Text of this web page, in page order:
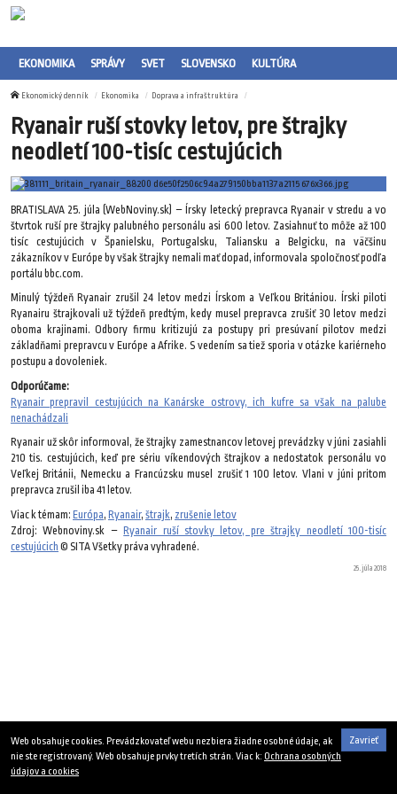
EKONOMIKA SPRÁVY SVET SLOVENSKO KULTÚRA
Ekonomický denník Ekonomika Doprava a infraštruktúra
Ryanair ruší stovky letov, pre štrajky
neodletí 100-tisíc cestujúcich
BRATISLAVA 25. júla (WebNoviny.sk) – Írsky letecký prepravca Ryanair v stredu a vo
štvrtok ruší pre štrajky palubného personálu asi 600 letov. Zasiahnuť to môže až 100
tisíc cestujúcich v Španielsku, Portugalsku, Taliansku a Belgicku, na väčšinu
zákazníkov v Európe by však štrajky nemali mať dopad, informovala spoločnosť podľa
portálu bbc.com.
Minulý týždeň Ryanair zrušil 24 letov medzi Írskom a Veľkou Britániou. Írski piloti
Ryanairu štrajkovali už týždeň predtým, kedy musel prepravca zrušiť 30 letov medzi
oboma krajinami. Odbory firmu kritizujú za postupy pri presúvaní pilotov medzi
základňami prepravcu v Európe a Afrike. S vedením sa tiež sporia v otázke kariérneho
postupu a dovoleniek.
Odporúčame:
Ryanair prepravil cestujúcich na Kanárske ostrovy, ich kufre sa však na palube
nenachádzali
Ryanair už skôr informoval, že štrajky zamestnancov letovej prevádzky v júni zasiahli
210 tis. cestujúcich, keď pre sériu víkendových štrajkov a nedostatok personálu vo
Veľkej Británii, Nemecku a Francúzsku musel zrušiť 1 100 letov. Vlani v júni pritom
prepravca zrušil iba 41 letov.
Viac k témam: Európa, Ryanair, štrajk, zrušenie letov
Zdroj: Webnoviny.sk –Ryanair ruší stovky letov, pre štrajky neodletí 100-tisíc
cestujúcich © SITA Všetky práva vyhradené.
25. júla 2018
Zavrieť
Web obsahuje cookies. Prevádzkovateľ webu nezbiera žiadne osobné údaje, ak
nie ste registrovaný. Web obsahuje prvky tretích strán. Viac k: Ochrana osobných
údajov a cookies